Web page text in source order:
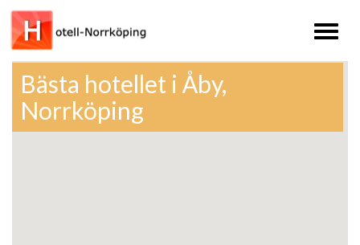
Toggle
Bästa hotellet i Åby,
Norrköping